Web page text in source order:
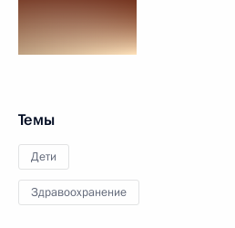
Темы
Дети
Здравоохранение